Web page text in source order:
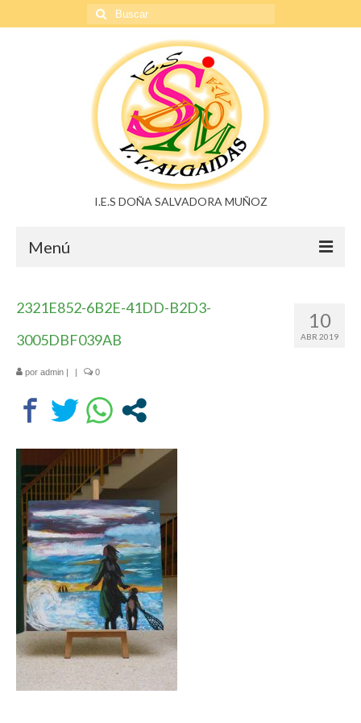
Buscar
por:
I.E.S DOÑA SALVADORA MUÑOZ
Menú
Lengua Castellana y Literatura
Educación física
Ciencias Naturales
Inglés
Religión
Orientación educativa
El Centro
Historia
Profesorado
10
ABR 2019
2321E852-6B2E-41DD-B2D3-
3005DBF039AB
por admin | | 0